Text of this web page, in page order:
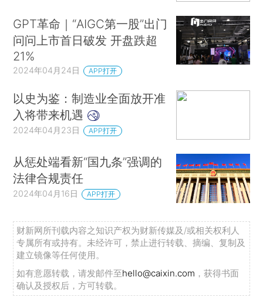
GPT革命｜“AIGC第一股”出门
问问上市首日破发 开盘跌超
21%
2024年04月24日 APP打开
以史为鉴：制造业全面放开准
入将带来机遇
2024年04月23日 APP打开
从惩处端看新“国九条”强调的
法律合规责任
2024年04月16日 APP打开
财新网所刊载内容之知识产权为财新传媒及/或相关权利人
专属所有或持有。未经许可，禁止进行转载、摘编、复制及
建立镜像等任何使用。
如有意愿转载，请发邮件至hello@caixin.com ，获得书面
确认及授权后，方可转载。